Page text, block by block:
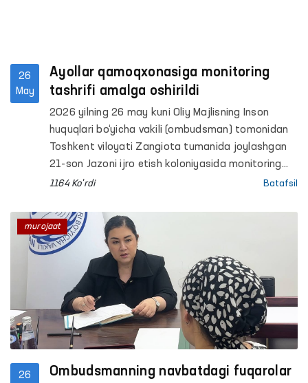
26
May
Ayollar qamoqxonasiga monitoring
tashrifi amalga oshirildi
2026 yilning 26 may kuni Oliy Majlisning Inson
huquqlari bo‘yicha vakili (ombudsman) tomonidan
Toshkent viloyati Zangiota tumanida joylashgan
21-son Jazoni ijro etish koloniyasida monitoring
tashrifi o‘tkazildi.
1164 Ko'rdi Batafsil
26
Ombudsmanning navbatdagi fuqarolar
murojaat